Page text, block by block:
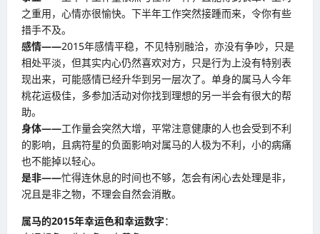
之重用，心情亦很愉快。下半年工作突然接踵而来，令你有些
措手不及。
感情——2015年感情平稳，不见特别融洽，亦没有争吵，只是
相处平淡，但其实内心仍然喜欢对方，只是行为上没有特别表
现出来，可能感情已经升华到另一层次了。单身的属马人今年
桃花运极佳，多参加活动对你找到理想的另一半会有很大的帮
助。
身体——工作量会突然大增，平常注意健康的人也会受到不利
的影响，且病符星的负面影响对属马的人极为不利，小的病痛
也不能掉以轻心。
是非——忙得连休息的时间也不够，怎会有闲心去处理是非，
况且是非之物，不理会自然会消散。
属马的2015年幸运色和幸运数字：